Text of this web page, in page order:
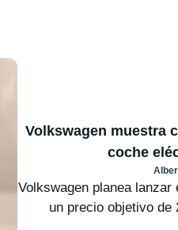
Volkswagen muestra
coche
Volkswagen planea
un precio objetivo de